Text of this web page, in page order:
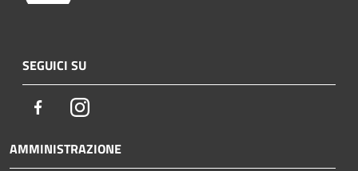
SEGUICI SU
FacebookInstagram
AMMINISTRAZIONE